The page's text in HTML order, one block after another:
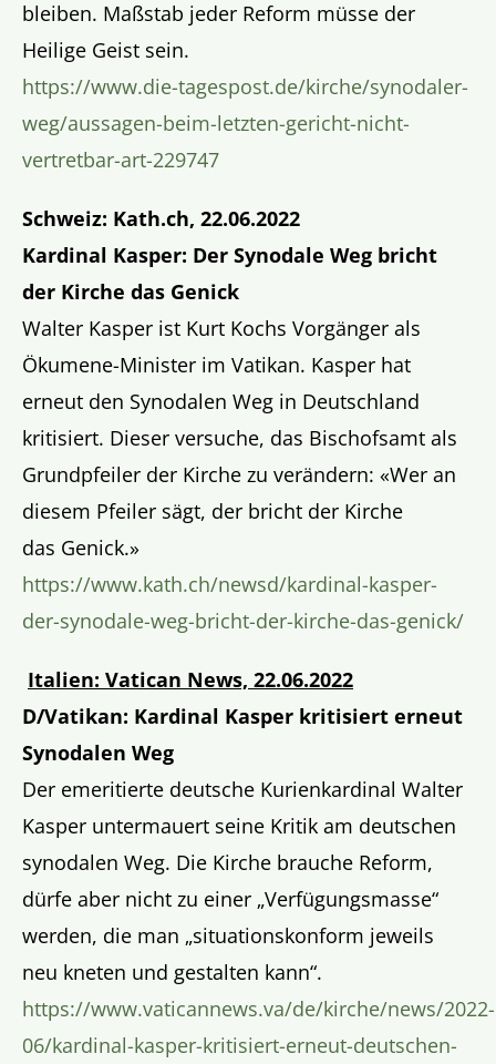
bleiben. Maßstab jeder Reform müsse der
Heilige Geist sein.
https://www.die-tagespost.de/kirche/synodaler-
weg/aussagen-beim-letzten-gericht-nicht-
vertretbar-art-229747
Schweiz: Kath.ch, 22.06.2022
Kardinal Kasper: Der Synodale Weg bricht
der Kirche das Genick
Walter Kasper ist Kurt Kochs Vorgänger als
Ökumene-Minister im Vatikan. Kasper hat
erneut den Synodalen Weg in Deutschland
kritisiert. Dieser versuche, das Bischofsamt als
Grundpfeiler der Kirche zu verändern: «Wer an
diesem Pfeiler sägt, der bricht der Kirche
das Genick.»
https://www.kath.ch/newsd/kardinal-kasper-
der-synodale-weg-bricht-der-kirche-das-genick/
Italien: Vatican News, 22.06.2022
D/Vatikan: Kardinal Kasper kritisiert erneut
Synodalen Weg
Der emeritierte deutsche Kurienkardinal Walter
Kasper untermauert seine Kritik am deutschen
synodalen Weg. Die Kirche brauche Reform,
dürfe aber nicht zu einer „Verfügungsmasse“
werden, die man „situationskonform jeweils
neu kneten und gestalten kann“.
https://www.vaticannews.va/de/kirche/news/2022-
06/kardinal-kasper-kritisiert-erneut-deutschen-